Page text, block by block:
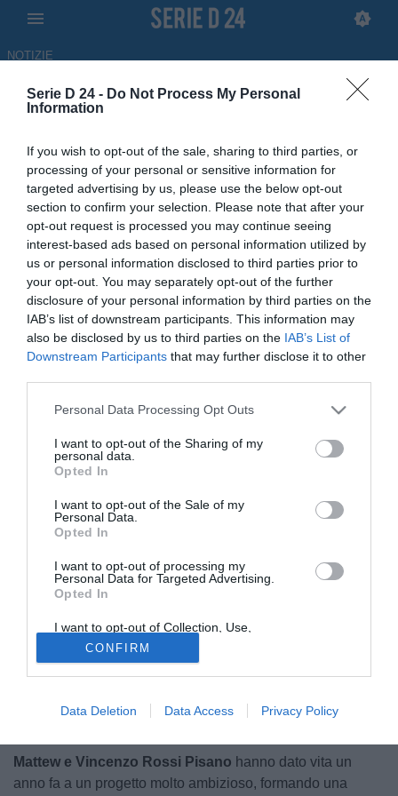
Serie D 24 - Do Not Process My Personal
Information
If you wish to opt-out of the sale, sharing to third parties, or
processing of your personal or sensitive information for
targeted advertising by us, please use the below opt-out
section to confirm your selection. Please note that after your
opt-out request is processed you may continue seeing
interest-based ads based on personal information utilized by
us or personal information disclosed to third parties prior to
your opt-out. You may separately opt-out of the further
disclosure of your personal information by third parties on the
IAB’s list of downstream participants. This information may
also be disclosed by us to third parties on the IAB’s List of
Downstream Participants that may further disclose it to other
Personal Data Processing Opt Outs
I want to opt-out of the Sharing of my
personal data.
Opted In
I want to opt-out of the Sale of my
Personal Data.
Opted In
I want to opt-out of processing my
Personal Data for Targeted Advertising.
Opted In
I want to opt-out of Collection, Use,
Retention, Sale, and/or Sharing of my
Personal Data that Is Unrelated with the
Purposes for which it was collected.
Opted Out
CONFIRM
Data Deletion Data Access Privacy Policy
NOTIZIE
Magma Napoli, dalla conquista
del campionato al nuovo
stadio: l'ambizioso progetto
social
09.06.2026 09:44 di Filippo Rossi
La squadra di Prima Categoria campana ha gettato le basi per un
progetto dallo stampo innovativo sia sul campo che fuori
In Italia succede molto raramente che una squadra riesca a
comprare uno stadio. Dai grandi ai piccoli livelli, ogni
società deve tener conto della presenza del comune di
riferimento nella gestione dell'impianto sportivo in cui tutti i
tifosi sognano ogni domenica. Questa volta a destare
Mattew e Vincenzo Rossi Pisano hanno dato vita un
anno fa a un progetto molto ambizioso, formando una